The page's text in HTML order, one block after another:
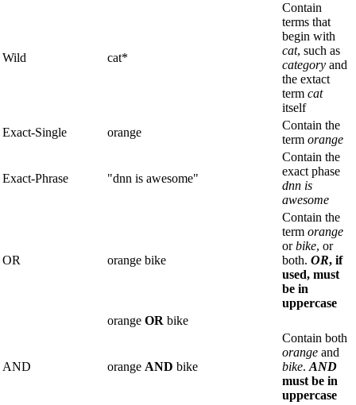
Wild cat*
Contain
terms that
begin with
cat, such as
category and
the extact
term cat
itself
Exact-Single
orange
Contain the
term orange
Exact-Phrase "dnn is awesome"
Contain the
exact phase
dnn is
awesome
OR orange bike
Contain the
term orange
orbike, or
both. OR, if
used, must
be in
uppercase
orange OR bike
AND orange AND bike
Contain both
orange and
bike. AND
must be in
uppercase